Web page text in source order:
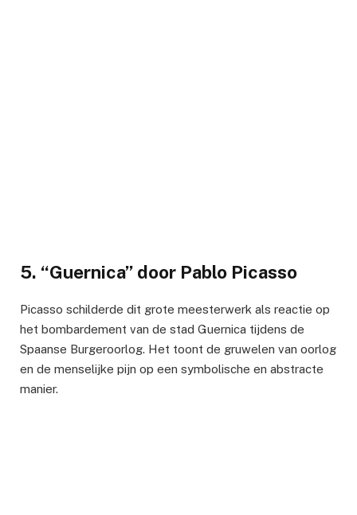
5. “Guernica” door Pablo Picasso
Picasso schilderde dit grote meesterwerk als reactie op
het bombardement van de stad Guernica tijdens de
Spaanse Burgeroorlog. Het toont de gruwelen van oorlog
en de menselijke pijn op een symbolische en abstracte
manier.